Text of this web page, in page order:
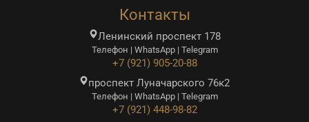
Контакты
Ленинский проспект 178
Телефон | WhatsApp | Telegram
+7 (921) 905-20-88
проспект Луначарского 76к2
Телефон | WhatsApp | Telegram
+7 (921) 448-98-82